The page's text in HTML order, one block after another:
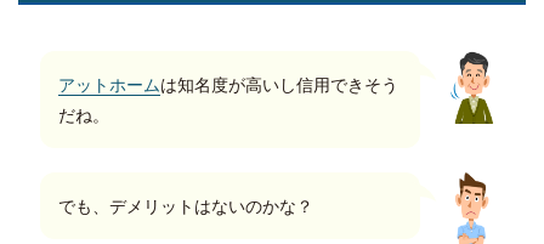
アットホームは知名度が高いし信用できそう
だね。
でも、デメリットはないのかな？